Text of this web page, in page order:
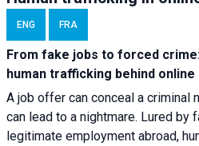
ENG FRA
From fake jobs to forced
human trafficking behind online
A job offer can conceal a criminal
can lead to a nightmare. Lured
legitimate employment abroad,